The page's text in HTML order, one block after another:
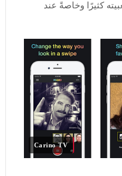
كثيرًا وخاصةً عند
Carino TV